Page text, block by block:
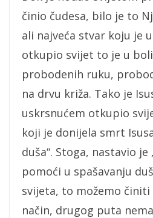
činio čudesa, bilo je to
ali najveća stvar koju je
otkupio svijet to je u
probodenih ruku,
na drvu križa. Tako je
uskrsnućem otkupio
koji je donijela smrt
duša“. Stoga, nastavio
pomoći u spašavanju
svijeta, to možemo činiti
način, drugog puta